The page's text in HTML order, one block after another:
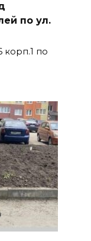
по ул.
корп.1 по